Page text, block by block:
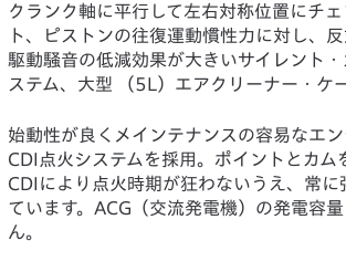
クランク軸に平行して左右対称位置にチ
ト、ピストンの往復運動慣性力に対し、
駆動騒音の低減効果が大きいサイレント
ステム、大型 （5L）エアクリーナー・ケ
始動性が良くメインテナンスの容易なエ
CDI点火システムを採用。ポイントとカ
CDIにより点火時期が狂わないうえ、常
ています。ACG（交流発電機）の発電容
ん。